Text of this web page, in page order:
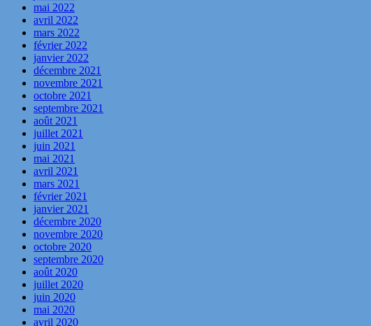
mai 2022
avril 2022
mars 2022
février 2022
janvier 2022
décembre 2021
novembre 2021
octobre 2021
septembre 2021
août 2021
juillet 2021
juin 2021
mai 2021
avril 2021
mars 2021
février 2021
janvier 2021
décembre 2020
novembre 2020
octobre 2020
septembre 2020
août 2020
juillet 2020
juin 2020
mai 2020
avril 2020